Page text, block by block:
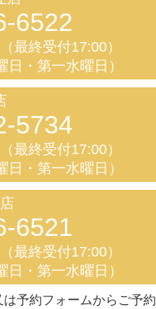
6522
最終受付17:00）
日・第一水曜日）
5734
最終受付17:00）
日・第一水曜日）
6521
最終受付17:00）
日・第一水曜日）
予約フォームからご予約